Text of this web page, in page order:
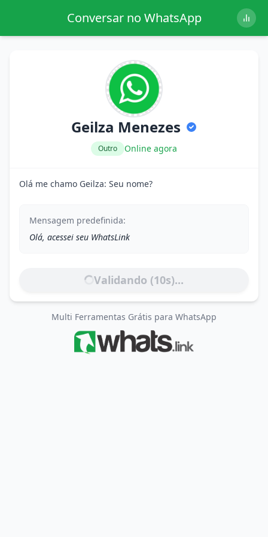
Conversar no WhatsApp
Geilza Menezes
Outro Online agora
Olá me chamo Geilza: Seu nome?
Mensagem predefinida:
Olá, acessei seu WhatsLink
Validando (10s)...
Multi Ferramentas Grátis para WhatsApp